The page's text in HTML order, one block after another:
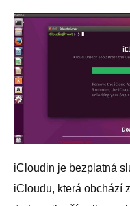
iCloudin je bezplatná
iCloudu, která obchází